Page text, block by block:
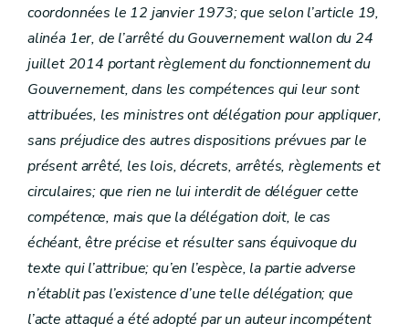
coordonnées le 12 janvier 1973; que selon l’article 19,
alinéa 1er, de l’arrêté du Gouvernement wallon du 24
juillet 2014 portant règlement du fonctionnement du
Gouvernement, dans les compétences qui leur sont
attribuées, les ministres ont délégation pour appliquer,
sans préjudice des autres dispositions prévues par le
présent arrêté, les lois, décrets, arrêtés, règlements et
circulaires; que rien ne lui interdit de déléguer cette
compétence, mais que la délégation doit, le cas
échéant, être précise et résulter sans équivoque du
texte qui l’attribue; qu’en l’espèce, la partie adverse
n’établit pas l’existence d’une telle délégation; que
l’acte attaqué a été adopté par un auteur incompétent